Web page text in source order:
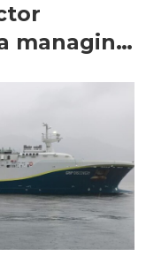
managing